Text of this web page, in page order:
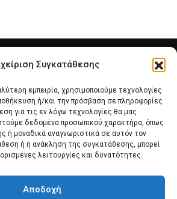
Συγκατάθεσης
εμπειρία, χρησιμοποιούμε τεχνολογίες
ή/και την πρόσβαση σε πληροφορίες
για τις εν λόγω τεχνολογίες θα μας
δεδομένα προσωπικού χαρακτήρα, όπως
ή μοναδικά αναγνωριστικά σε αυτόν τον
ή η ανάκληση της συγκατάθεσης, μπορεί
λειτουργίες και δυνατότητες.
Αποδοχή
Συλλόγου Θέματα e-Magazino
Πολιτική Cookies (ΕΕ)